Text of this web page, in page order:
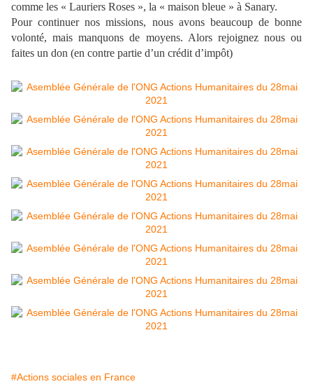
comme les « Lauriers Roses », la « maison bleue » à Sanary.
Pour continuer nos missions, nous avons beaucoup de bonne
volonté, mais manquons de moyens. Alors rejoignez nous ou
faites un don (en contre partie d’un crédit d’impôt)
#Actions sociales en France